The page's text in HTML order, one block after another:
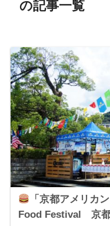
の記事一覧
「京都アメリカ
Food Festival 京